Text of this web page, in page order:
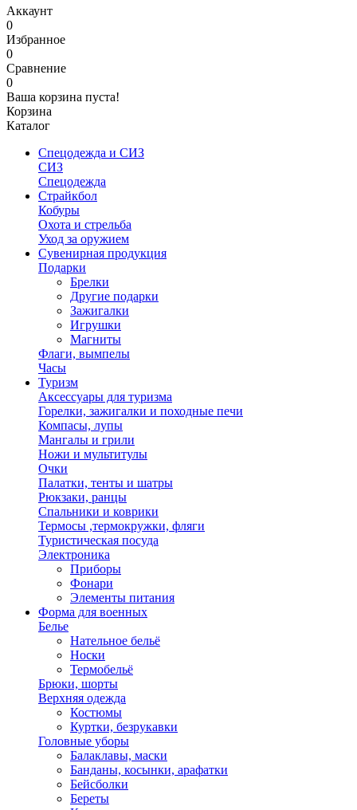
Аккаунт
0
Избранное
0
Сравнение
0
Ваша корзина пуста!
Корзина
Каталог
Спецодежда и СИЗ
СИЗ
Спецодежда
Страйкбол
Кобуры
Охота и стрельба
Уход за оружием
Сувенирная продукция
Подарки
Брелки
Другие подарки
Зажигалки
Игрушки
Магниты
Флаги, вымпелы
Часы
Туризм
Аксессуары для туризма
Горелки, зажигалки и походные печи
Компасы, лупы
Мангалы и грили
Ножи и мультитулы
Очки
Палатки, тенты и шатры
Рюкзаки, ранцы
Спальники и коврики
Термосы ,термокружки, фляги
Туристическая посуда
Электроника
Приборы
Фонари
Элементы питания
Форма для военных
Белье
Нательное бельё
Носки
Термобельё
Брюки, шорты
Верхняя одежда
Костюмы
Куртки, безрукавки
Головные уборы
Балаклавы, маски
Банданы, косынки, арафатки
Бейсболки
Береты